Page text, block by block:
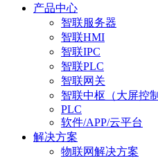
产品中心
智联服务器
智联HMI
智联IPC
智联PLC
智联网关
智联中枢（大屏控
PLC
软件/APP/云平台
解决方案
物联网解决方案